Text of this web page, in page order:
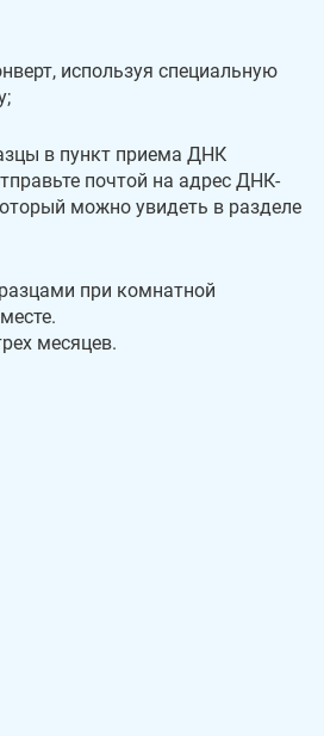
используя специальную
в пункт приема ДНК
почтой на адрес ДНК-
можно увидеть в разделе
при комнатной
месяцев.